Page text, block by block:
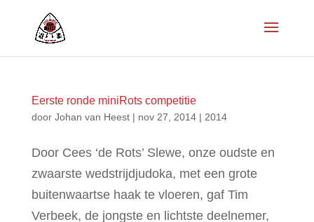
Eerste ronde miniRots competitie
door Johan van Heest| nov 27, 2014| 2014
Door Cees ‘de Rots’ Slewe, onze oudste en
zwaarste wedstrijdjudoka, met een grote
buitenwaartse haak te vloeren, gaf Tim
Verbeek, de jongste en lichtste deelnemer,